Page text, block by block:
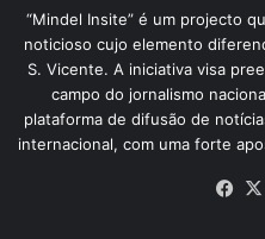
“Mindel Insite” é um projecto
noticioso cujo elemento
S. Vicente. A iniciativa visa
campo do jornalismo
plataforma de difusão de
internacional, com uma forte